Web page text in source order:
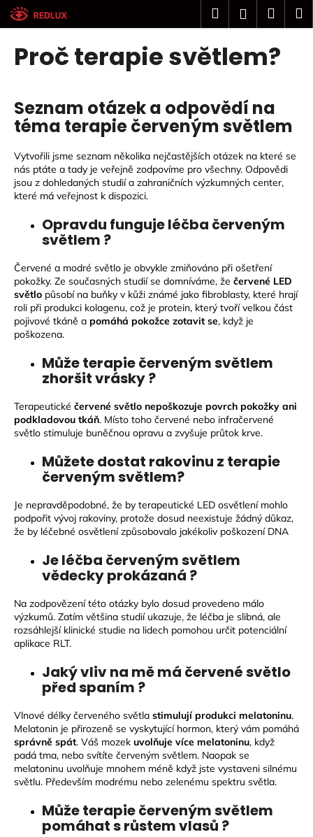
Přejít
na
obsah
HledatPřihlášení
Proč terapie světlem?
Seznam otázek a odpovědí na
téma terapie červeným světlem
Vytvořili jsme seznam několika nejčastějších otázek na které se
nás ptáte a tady je veřejně zodpovíme pro všechny. Odpovědi
jsou z dohledaných studií a zahraničních výzkumných center,
které má veřejnost k dispozici.
Opravdu funguje léčba červeným
světlem ?
Červené a modré světlo je obvykle zmiňováno při ošetření
pokožky. Ze současných studií se domníváme, že červené LED
světlo působí na buňky v kůži známé jako fibroblasty, které hrají
roli při produkci kolagenu, což je protein, který tvoří velkou část
pojivové tkáně a pomáhá pokožce zotavit se, když je
poškozena.
Může terapie červeným světlem
zhoršit vrásky ?
Terapeutické červené světlo nepoškozuje povrch pokožky ani
podkladovou tkáň. Místo toho červené nebo infračervené
světlo stimuluje buněčnou opravu a zvyšuje průtok krve.
Můžete dostat rakovinu z terapie
červeným světlem?
Je nepravděpodobné, že by terapeutické LED osvětlení mohlo
podpořit vývoj rakoviny, protože dosud neexistuje žádný důkaz,
že by léčebné osvětlení způsobovalo jakékoliv poškození DNA
Je léčba červeným světlem
vědecky prokázaná ?
Na zodpovězení této otázky bylo dosud provedeno málo
výzkumů. Zatím většina studií ukazuje, že léčba je slibná, ale
rozsáhlejší klinické studie na lidech pomohou určit potenciální
aplikace RLT.
Jaký vliv na mě má červené světlo
před spaním ?
Vlnové délky červeného světla stimulují produkci melatoninu.
Melatonin je přirozeně se vyskytující hormon, který vám pomáhá
správně spát. Váš mozek uvolňuje více melatoninu, když
padá tma, nebo svítíte červeným světlem. Naopak se
melatoninu uvolňuje mnohem méně když jste vystaveni silnému
světlu. Především modrému nebo zelenému spektru světla.
Může terapie červeným světlem
pomáhat s růstem vlasů ?
o
p
o
t
ř
e
b
e
t
e
n
a
?
HLEDAT
D
r
u
č
u
e